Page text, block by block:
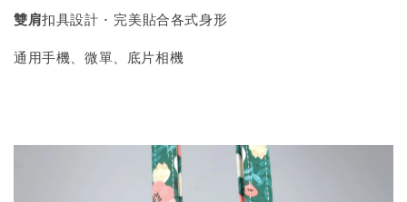
雙肩扣具設計 · 完美貼合各式身形
通用手機、微單、底片相機